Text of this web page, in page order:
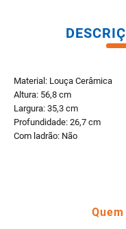
Material: Louça Cerâmica
Altura: 56,8 cm
Largura: 35,3 cm
Profundidade: 26,7 cm
Com ladrão: Não